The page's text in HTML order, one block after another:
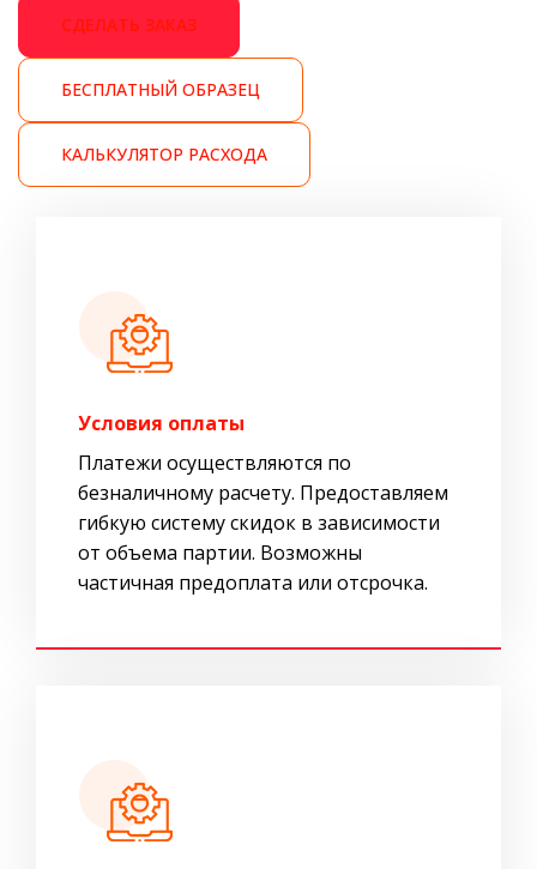
СДЕЛАТЬ ЗАКАЗ
БЕСПЛАТНЫЙ ОБРАЗЕЦ
КАЛЬКУЛЯТОР РАСХОДА
Условия оплаты
Платежи осуществляются по
безналичному расчету. Предоставляем
гибкую систему скидок в зависимости
от объема партии. Возможны
частичная предоплата или отсрочка.